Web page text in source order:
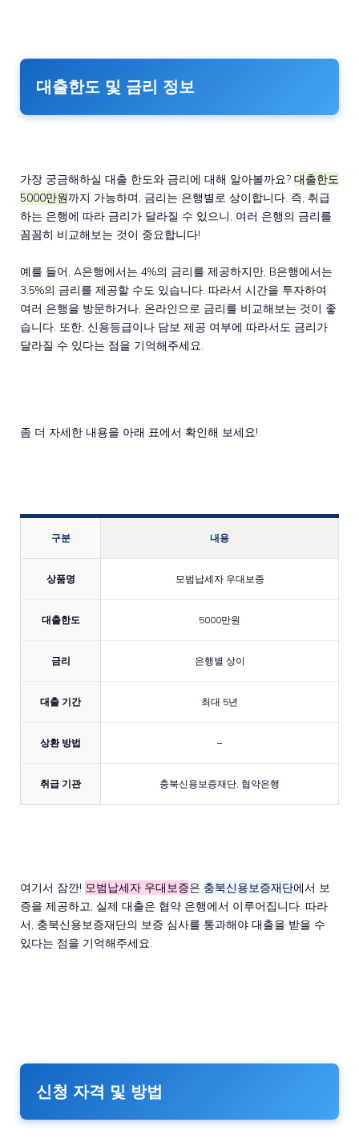
대출한도 및 금리 정보
가장 궁금해하실 대출 한도와 금리에 대해 알아볼까요? 대출한도
5000만원까지 가능하며, 금리는 은행별로 상이합니다. 즉, 취급
하는 은행에 따라 금리가 달라질 수 있으니, 여러 은행의 금리를
꼼꼼히 비교해보는 것이 중요합니다!
예를 들어, A은행에서는 4%의 금리를 제공하지만, B은행에서는
3.5%의 금리를 제공할 수도 있습니다. 따라서 시간을 투자하여
여러 은행을 방문하거나, 온라인으로 금리를 비교해보는 것이 좋
습니다. 또한, 신용등급이나 담보 제공 여부에 따라서도 금리가
달라질 수 있다는 점을 기억해주세요.
좀 더 자세한 내용을 아래 표에서 확인해 보세요!
구분 내용
상품명 모범납세자 우대보증
대출한도 5000만원
금리 은행별 상이
대출 기간 최대 5년
상환 방법 –
취급 기관 충북신용보증재단, 협약은행
여기서 잠깐! 모범납세자 우대보증은 충북신용보증재단에서 보
증을 제공하고, 실제 대출은 협약 은행에서 이루어집니다. 따라
서, 충북신용보증재단의 보증 심사를 통과해야 대출을 받을 수
있다는 점을 기억해주세요.
신청 자격 및 방법